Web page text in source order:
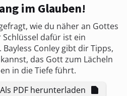
im Glauben!
wie du näher an Gottes
dafür ist ein
Conley gibt dir Tipps,
das Gott zum Lächeln
in die Tiefe führt.
Als PDF herunterladen